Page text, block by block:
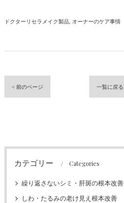
ドクターリセラメイク製品 オーナーのケア事情
< 前のページ 一覧に戻る
カテゴリー Categories
繰り返さないシミ・肝斑の根本改善
しわ・たるみの老け見え根本改善